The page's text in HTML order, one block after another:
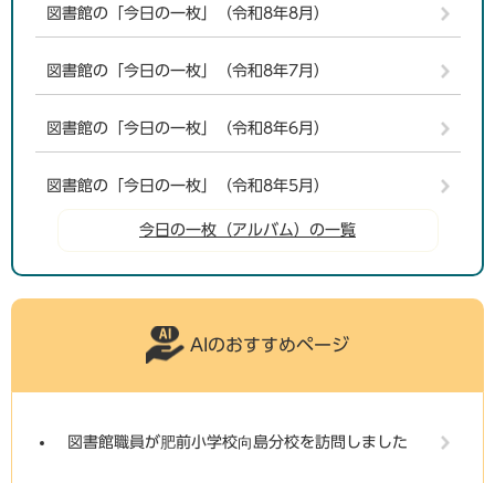
図書館の「今日の一枚」（令和8年8月）
図書館の「今日の一枚」（令和8年7月）
図書館の「今日の一枚」（令和8年6月）
図書館の「今日の一枚」（令和8年5月）
今日の一枚（アルバム）の一覧
AIのおすすめページ
図書館職員が肥前小学校向島分校を訪問しました